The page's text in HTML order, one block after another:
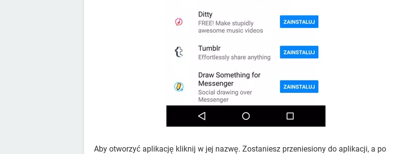
Aby otworzyć aplikację kliknij w jej nazwę. Zostaniesz przeniesiony do aplikacji, a po